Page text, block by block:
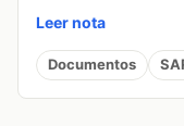
Leer nota
Documentos